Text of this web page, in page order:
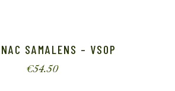
SAMALENS – VSOP
€54.50